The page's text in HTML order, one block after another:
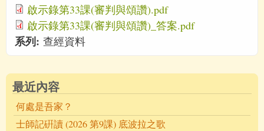
啟示錄第33課(審判與頌讚).pdf
啟示錄第33課(審判與頌讚)_答案.pdf
系列: 查經資料
最近內容
何處是吾家？
士師記硏讀 (2026 第9課) 底波拉之歌